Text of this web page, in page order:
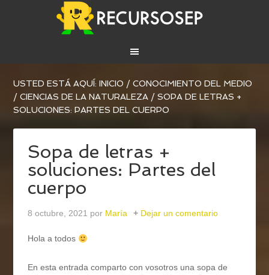
USTED ESTÁ AQUÍ:INICIO / CONOCIMIENTO DEL MEDIO
/ CIENCIAS DE LA NATURALEZA / SOPA DE LETRAS +
SOLUCIONES: PARTES DEL CUERPO
Sopa de letras +
soluciones: Partes del
cuerpo
8 octubre, 2021 por María Dejar un comentario
Hola a todos
En esta entrada comparto con vosotros una sopa de